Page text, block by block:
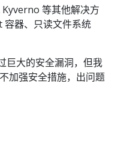
Kyverno 等其他解决方
器、只读文件系统
巨大的安全漏洞，但我
加强安全措施，出问题